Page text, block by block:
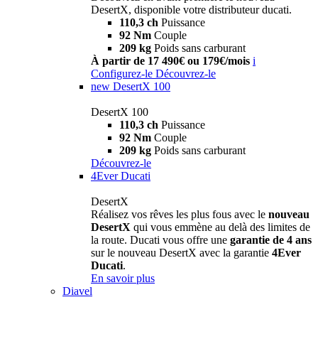
DesertX, disponible votre distributeur ducati.
110,3 ch Puissance
92 Nm Couple
209 kg Poids sans carburant
À partir de 17 490€ ou 179€/mois i
Configurez-le Découvrez-le
new DesertX 100
DesertX 100
110,3 ch Puissance
92 Nm Couple
209 kg Poids sans carburant
Découvrez-le
4Ever Ducati
DesertX
Réalisez vos rêves les plus fous avec le nouveau
DesertX qui vous emmène au delà des limites de
la route. Ducati vous offre une garantie de 4 ans
sur le nouveau DesertX avec la garantie 4Ever
Ducati.
En savoir plus
Diavel